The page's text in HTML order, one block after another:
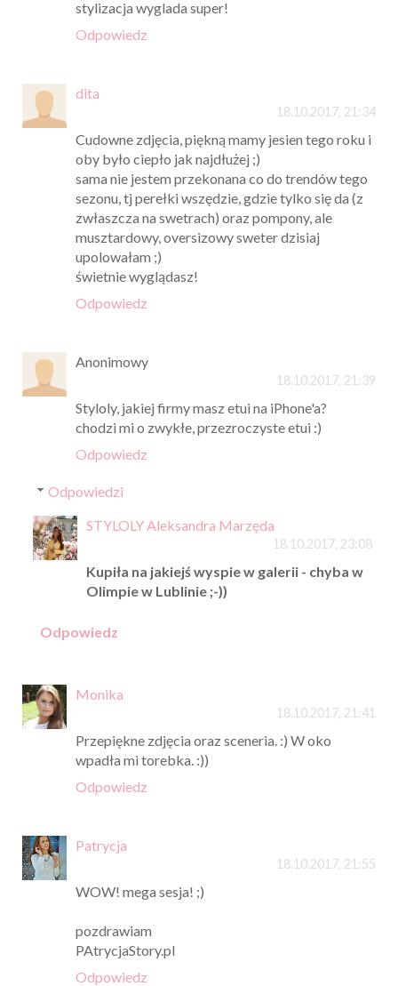
stylizacja wyglada super!
Odpowiedz
dita
18.10.2017, 21:34
Cudowne zdjęcia, piękną mamy jesien tego roku i
oby było ciepło jak najdłużej ;)
sama nie jestem przekonana co do trendów tego
sezonu, tj perełki wszędzie, gdzie tylko się da (z
zwłaszcza na swetrach) oraz pompony, ale
musztardowy, oversizowy sweter dzisiaj
upolowałam ;)
świetnie wyglądasz!
Odpowiedz
Anonimowy
18.10.2017, 21:39
Styloly, jakiej firmy masz etui na iPhone'a?
chodzi mi o zwykłe, przezroczyste etui :)
Odpowiedz
Odpowiedzi
STYLOLY Aleksandra Marzęda
18.10.2017, 23:08
Kupiła na jakiejś wyspie w galerii - chyba w
Olimpie w Lublinie ;-))
Odpowiedz
Monika
18.10.2017, 21:41
Przepiękne zdjęcia oraz sceneria. :) W oko
wpadła mi torebka. :))
Odpowiedz
Patrycja
18.10.2017, 21:55
WOW! mega sesja! ;)
pozdrawiam
PAtrycjaStory.pl
Odpowiedz